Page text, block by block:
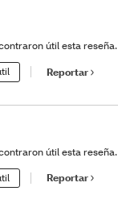
útil esta reseña.
Reportar
útil esta reseña.
Reportar